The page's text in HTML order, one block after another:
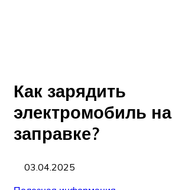
Как зарядить
электромобиль на
заправке?
03.04.2025